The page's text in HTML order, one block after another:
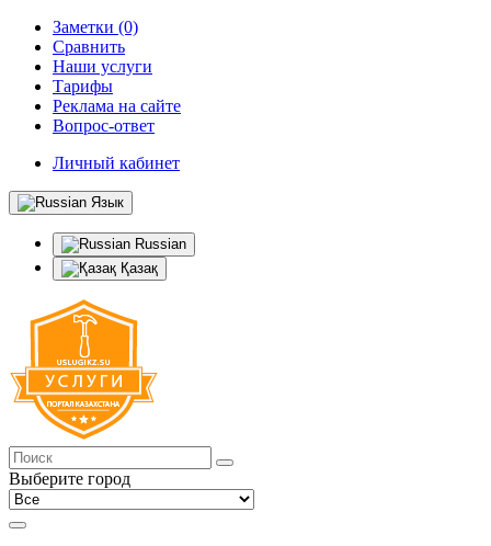
Заметки (0)
Сравнить
Наши услуги
Тарифы
Реклама на сайте
Вопрос-ответ
Личный кабинет
Язык
Russian
Қазақ
Выберите город